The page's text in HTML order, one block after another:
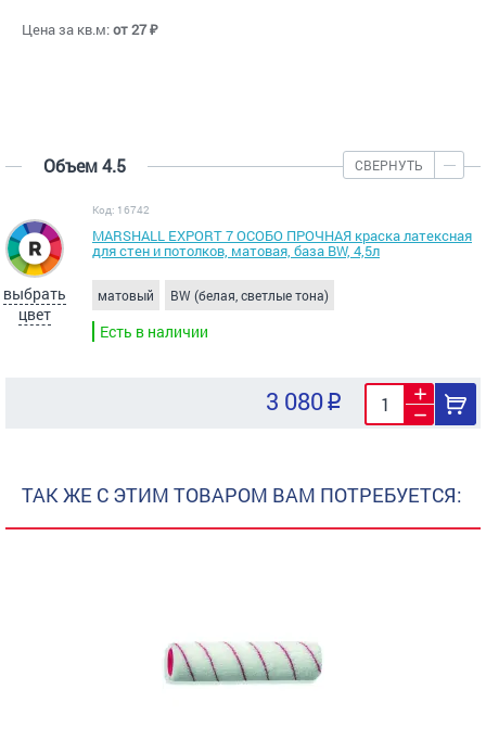
Цена за кв.м:от 27 ₽
Объем 4.5 СВЕРНУТЬ
выбрать
цвет
Код: 16742
MARSHALL EXPORT 7 ОСОБО ПРОЧНАЯ краска латексная
для стен и потолков, матовая, база BW, 4,5л
матовый BW (белая, светлые тона)
Есть в наличии
3 080
ТАК ЖЕ С ЭТИМ ТОВАРОМ ВАМ ПОТРЕБУЕТСЯ: